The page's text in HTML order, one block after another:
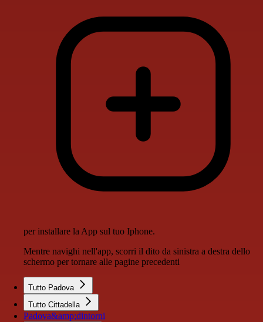
per installare la App sul tuo Iphone.
Mentre navighi nell'app, scorri il dito da sinistra a destra dello
schermo per tornare alle pagine precedenti
Tutto Padova
Tutto Cittadella
Padova&amp;dintorni